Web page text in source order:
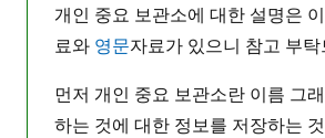
개인 중요 보관소에 대한 설명은
료와 영문자료가 있으니 참고 부
먼저 개인 중요 보관소란 이름 그
하는 것에 대한 정보를 저장하는